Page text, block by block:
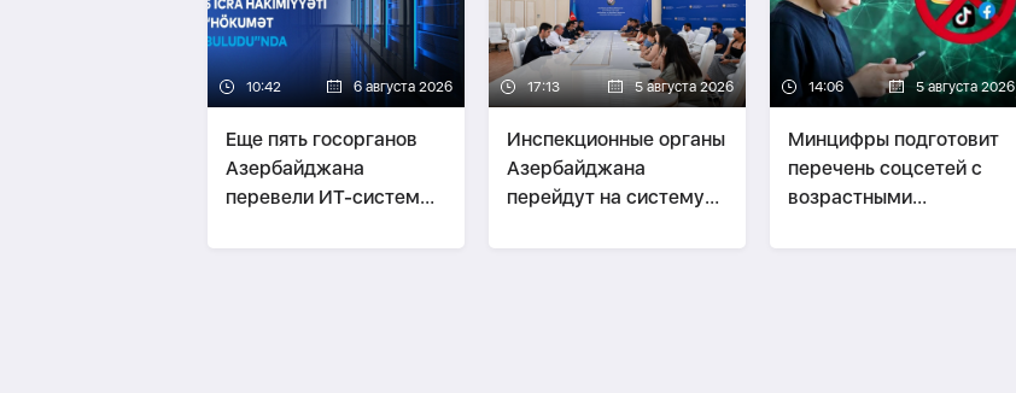
10:42 6 августа 2026
Еще пять госорганов
Азербайджана
перевели ИТ-системы
17:13 5 августа 2026
Инспекционные органы
Азербайджана
перейдут на систему
14:06 5 августа 2026
Минцифры подготовит
перечень соцсетей с
возрастными